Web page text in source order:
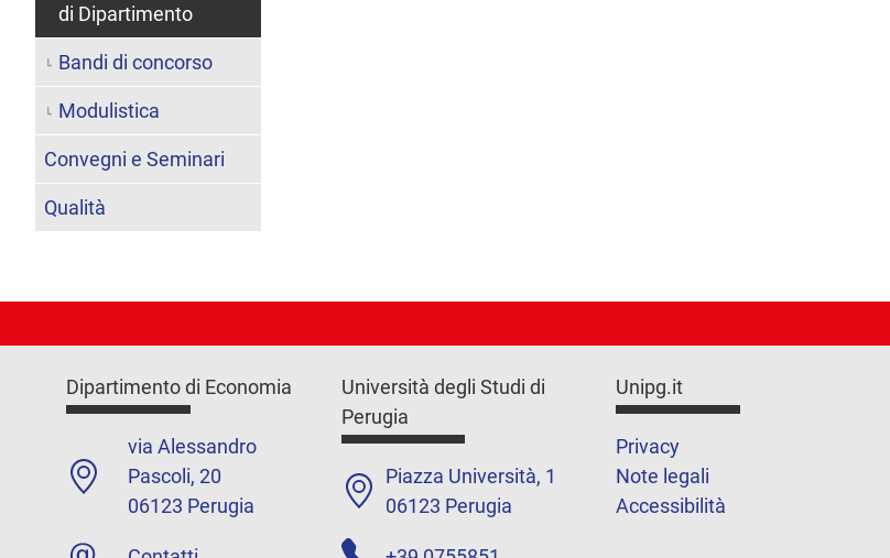
di Dipartimento
Bandi di concorso
Modulistica
Convegni e Seminari
Qualità
Dipartimento di Economia
via Alessandro
Pascoli, 20
06123 Perugia
Università degli Studi di
Perugia
Piazza Università, 1
06123 Perugia
Unipg.it
Privacy
Note legali
Accessibilità